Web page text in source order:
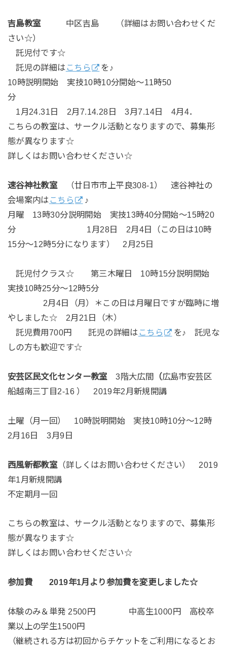
吉島教室
中区吉島 （詳細はお問い合わせくだ
さい☆）
託児付です☆
託児の詳細は こちら
を♪
10時説明開始 実技10時10分開始～11時50
分
1月24.31日 2月7.14.28日 3月7.14日 4月4．
こちらの教室は、サークル活動となりますので、募集形
態が異なります☆
詳しくはお問い合わせください☆
速谷神社教室 （廿日市市上平良308-1） 速谷神社の
会場案内は こちら
♪
月曜 13時30分説明開始 実技13時40分開始～15時20
分 1月28日 2月4日（この日は10時
15分～12時5分になります） 2月25日
託児付クラス☆ 第三木曜日 10時15分説明開始
実技10時25分～12時5分
2月4日（月）＊この日は月曜日ですが臨時に増
やしました☆ 2月21日（木）
託児費用700円 託児の詳細は こちら
を♪ 託児な
しの方も歓迎です☆
安芸区民文化センター教室3階大広間 （広島市安芸区
船越南三丁目2-16 ） 2019年2月新規開講
土曜（月一回） 10時説明開始 実技10時10分～12時
2月16日 3月9日
西風新都教室 （詳しくはお問い合わせください） 2019
年1月新規開講
不定期月一回
こちらの教室は、サークル活動となりますので、募集形
態が異なります☆
詳しくはお問い合わせください☆
参加費 2019年1月より参加費を変更しました☆
体験のみ＆単発 2500円 中高生1000円 高校卒
業以上の学生1500円
（継続される方は初回からチケットをご利用になるとお